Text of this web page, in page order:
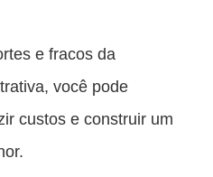
e fracos da
você pode
custos e construir um